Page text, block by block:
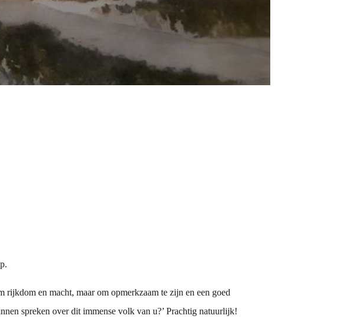
en macht, maar om opmerkzaam te zijn en een goed
spreken over dit immense volk van u?’ Prachtig natuurlijk!